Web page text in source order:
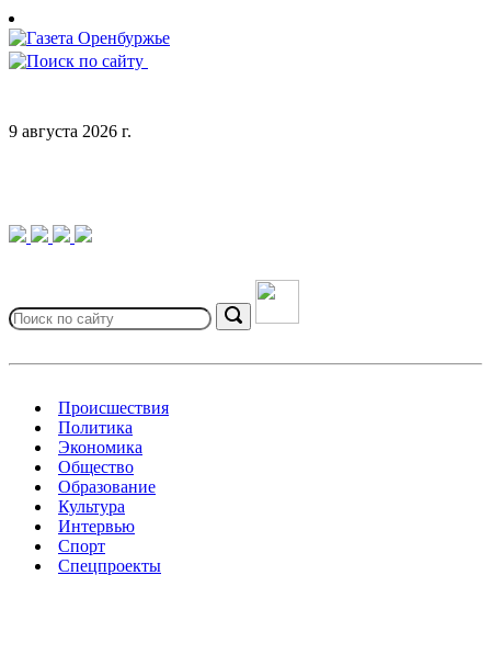
Skip
to
content
9 августа 2026 г.
for:
Search
Происшествия
Политика
Экономика
Общество
Образование
Культура
Интервью
Спорт
Спецпроекты